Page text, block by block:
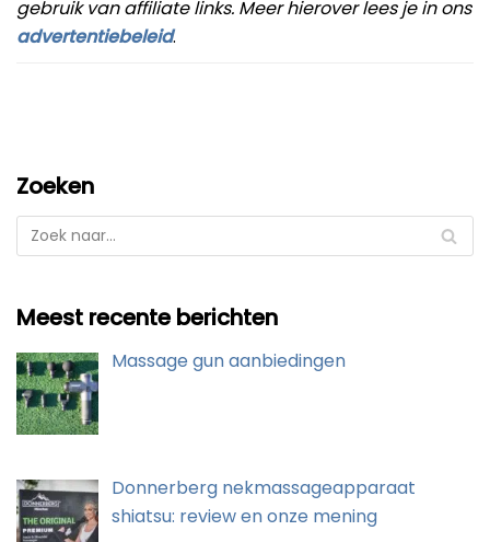
gebruik van affiliate links. Meer hierover lees je in ons
advertentiebeleid.
Zoeken
Meest recente berichten
Massage gun aanbiedingen
Donnerberg nekmassageapparaat
shiatsu: review en onze mening